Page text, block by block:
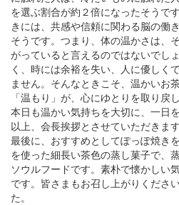
を選ぶ割合が約２倍になったそうで
きには、共感や信頼に関わる脳の働
そうです。つまり、体の温かさは、
がっていると言えるのではないでし
く、時には余裕を失い、人に優しく
ません。そんなときこそ、温かいお
「温もり」が、心にゆとりを取り戻
本日も温かい気持ちを大切に、一日
以上、会長挨拶とさせていただきます
最後に、おすすめとしてぽっぽ焼き
を使った細長い茶色の蒸し菓子で、
ソウルフードです。素朴で懐かしい
です。皆さまもお召し上がりくださ
た。